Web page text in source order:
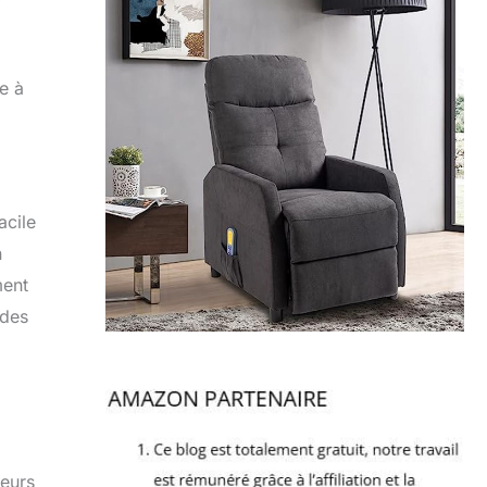
à